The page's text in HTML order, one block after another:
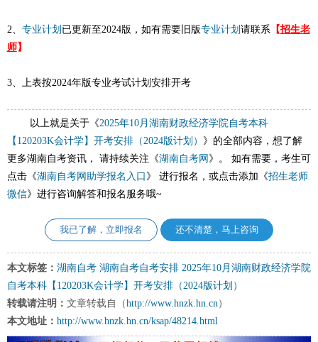
2、 专业计划 已更新至2024版，如有需要旧版专业计划 请联系 【招生老
师】
3、上表按2024年版专业考试计划安排开考
以上就是关于《2025年10月湖南财政经济学院自考本科
【120203K会计学】开考安排（2024版计划） 》的全部内容，想了解
更多湖南自考资讯， 请持续关注《湖南自考网 》。 如有需要，考生可
点击《湖南自考网助学报名入口 》 进行报名，或点击添加《招生老师
微信》进行咨询解答和报名服务哦~
我已了解，立即报名 还不清楚，马上咨询
本文标签： 湖南自考 湖南自考自考安排 2025年10月湖南财政经济学院
自考本科【120203K会计学】开考安排（2024版计划）
转载请注明： 文章转载自（http://www.hnzk.hn.cn）
本文地址： http://www.hnzk.hn.cn/ksap/48214.html